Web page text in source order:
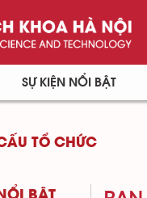
SỰ KIỆN NỔI BẬT
TỔ CHỨC